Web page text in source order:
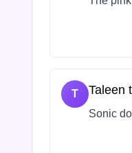
T Taleen
Sonic